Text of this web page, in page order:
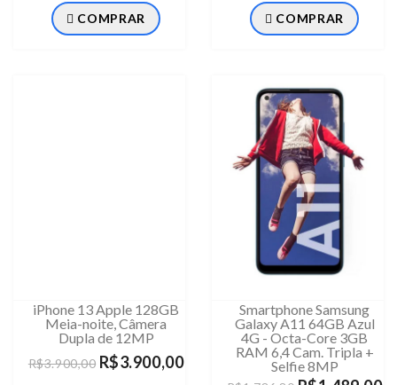
COMPRAR COMPRAR
iPhone 13 Apple 128GB
Meia-noite, Câmera
Dupla de 12MP
R$3.900,00 R$3.900,00
Smartphone Samsung
Galaxy A11 64GB Azul
4G - Octa-Core 3GB
RAM 6,4 Cam. Tripla +
Selfie 8MP